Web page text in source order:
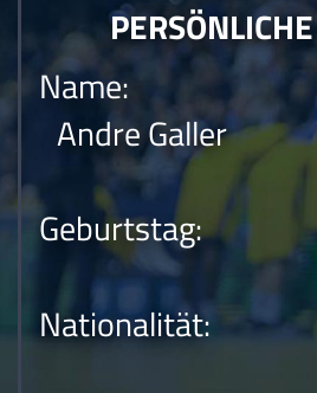
Name:
Andre Galler
Geburtstag:
Nationalität: